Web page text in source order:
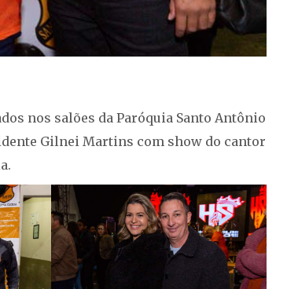
nos salões da Paróquia Santo Antônio
Gilnei Martins com show do cantor